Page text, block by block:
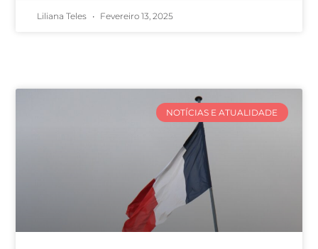
Liliana Teles Fevereiro 13, 2025
NOTÍCIAS E ATUALIDADE